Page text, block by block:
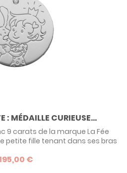
: MÉDAILLE CURIEUSE...
9 carats de la marque La Fée
petite fille tenant dans ses bras
son plus jeune âge.
€